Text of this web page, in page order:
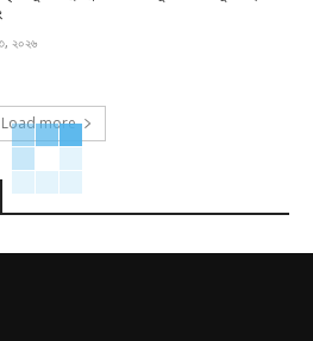
২০২৬
Load more